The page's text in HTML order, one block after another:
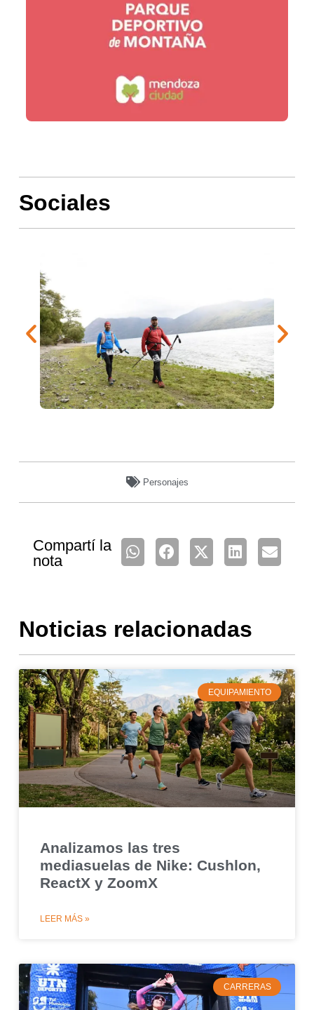
Sociales
Personajes
Compartí la
nota
Noticias relacionadas
EQUIPAMIENTO
Analizamos las tres
mediasuelas de Nike: Cushlon,
ReactX y ZoomX
LEER MÁS »
CARRERAS